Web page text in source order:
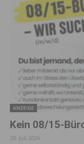
ANZEIGE
Kein 08/15-
20. Juli 2026